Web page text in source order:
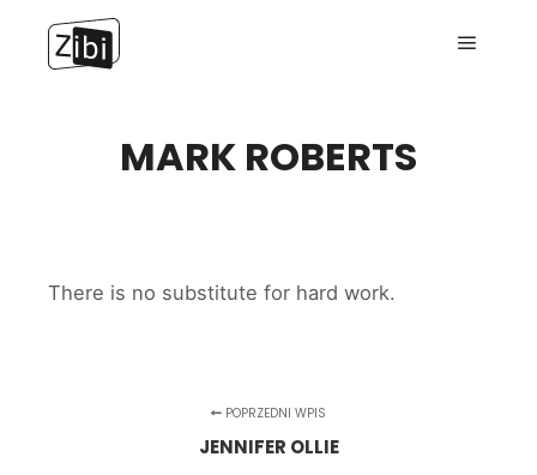
MARK ROBERTS
There is no substitute for hard work.
POPRZEDNI WPIS
JENNIFER OLLIE